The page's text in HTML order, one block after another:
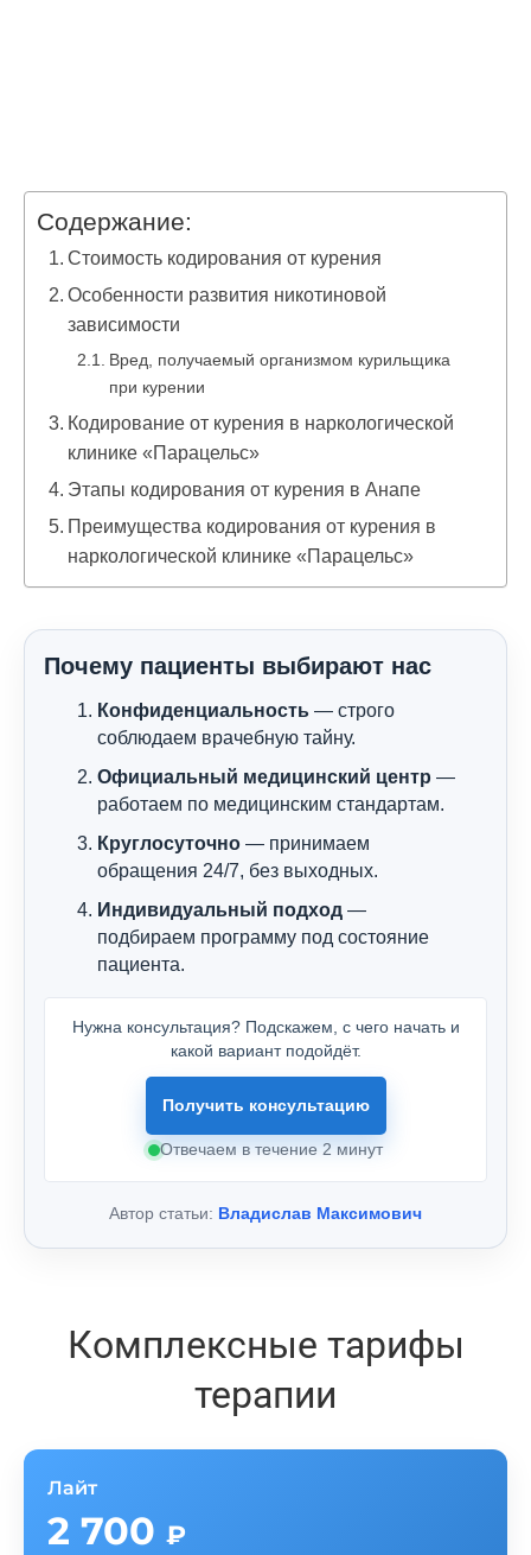
Содержание:
Стоимость кодирования от курения
Особенности развития никотиновой
зависимости
Вред, получаемый организмом курильщика
при курении
Кодирование от курения в наркологической
клинике «Парацельс»
Этапы кодирования от курения в Анапе
Преимущества кодирования от курения в
наркологической клинике «Парацельс»
Почему пациенты выбирают нас
Конфиденциальность — строго
соблюдаем врачебную тайну.
Официальный медицинский центр —
работаем по медицинским стандартам.
Круглосуточно — принимаем
обращения 24/7, без выходных.
Индивидуальный подход —
подбираем программу под состояние
пациента.
Нужна консультация? Подскажем, с чего начать и
какой вариант подойдёт.
Получить консультацию
Отвечаем в течение 2 минут
Автор статьи: Владислав Максимович
Комплексные тарифы
терапии
Лайт
2 700 ₽